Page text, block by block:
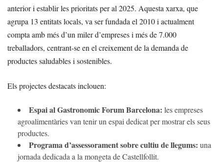
anterior i establir les prioritats per al 2025. Aquesta xarxa, que
agrupa 13 entitats locals, va ser fundada el 2010 i actualment
compta amb més d’un miler d’empreses i més de 7.000
treballadors, centrant-se en el creixement de la demanda de
productes saludables i sostenibles.
Els projectes destacats inclouen:
Espai al Gastronomic Forum Barcelona: les empreses
agroalimentàries van tenir un espai dedicat per mostrar els seus
productes.
Programa d’assessorament sobre cultiu de llegums: una
jornada dedicada a la mongeta de Castellfollit.